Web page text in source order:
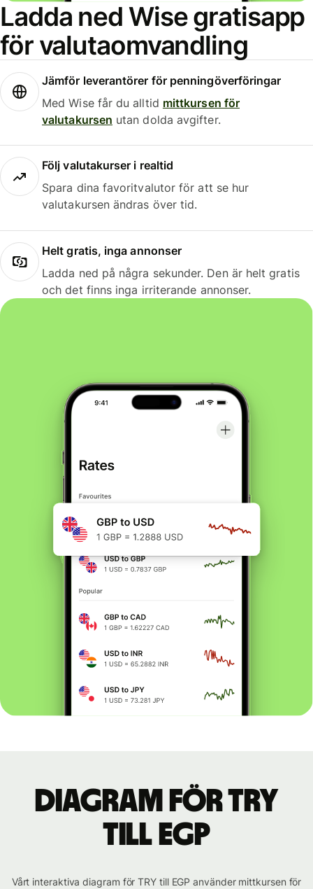
Ladda ned Wise gratisapp
för valutaomvandling
Jämför leverantörer för penningöverföringar
Med Wise får du alltid mittkursen för
valutakursen utan dolda avgifter.
Följ valutakurser i realtid
Spara dina favoritvalutor för att se hur
valutakursen ändras över tid.
Helt gratis, inga annonser
Ladda ned på några sekunder. Den är helt gratis
och det finns inga irriterande annonser.
Diagram för TRY
till EGP
Vårt interaktiva diagram för TRY till EGP använder mittkursen för